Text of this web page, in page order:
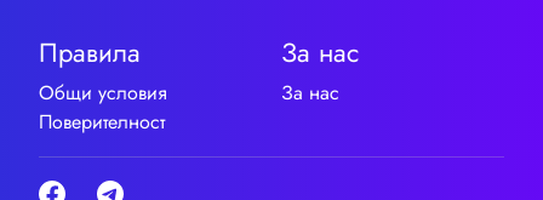
Правила
Общи условия
Поверителност
За нас
За нас